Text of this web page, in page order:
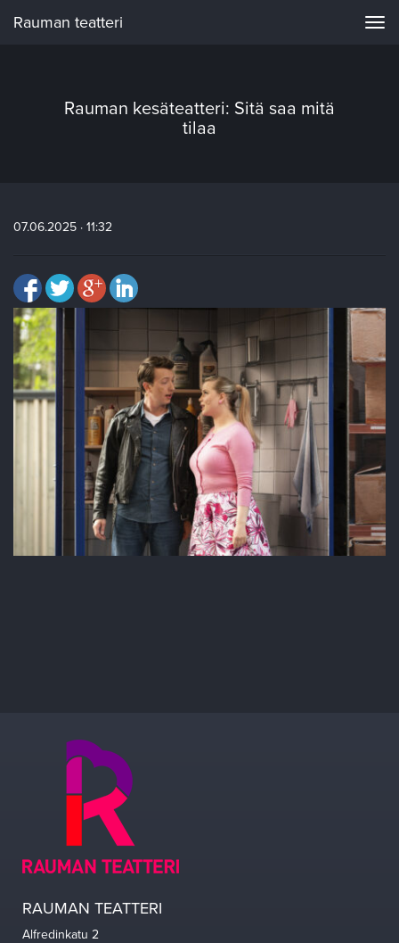
Rauman teatteri
Rauman kesäteatteri: Sitä saa mitä
tilaa
07.06.2025 · 11:32
RAUMAN TEATTERI
Alfredinkatu 2